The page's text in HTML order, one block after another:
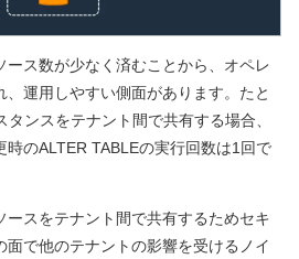
ース数が少なく済むことから、オペレ
運用しやすい側面があります。たと
ンスをテナント間で共有する場合、
のALTER TABLEの実行回数は1回で
ースをテナント間で共有するためセキ
面で他のテナントの影響を受けるノイ